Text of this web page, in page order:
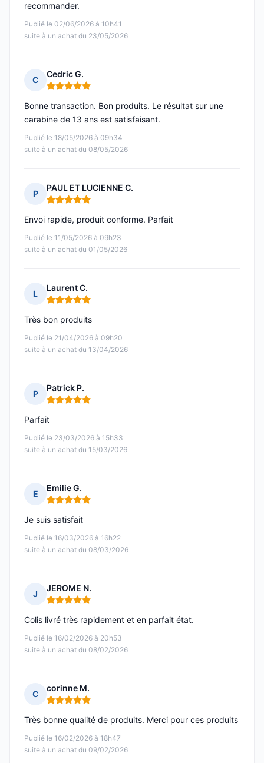
Publié le 02/06/2026 à 10h41
suite à un achat du 23/05/2026
recommander.
C
Cedric G.
Note : 5 sur 5
Publié le 18/05/2026 à 09h34
suite à un achat du 08/05/2026
Bonne transaction. Bon produits. Le résultat sur une
carabine de 13 ans est satisfaisant.
P
PAUL ET LUCIENNE C.
Note : 5 sur 5
Publié le 11/05/2026 à 09h23
suite à un achat du 01/05/2026
Envoi rapide, produit conforme. Parfait
L
Laurent C.
Note : 5 sur 5
Publié le 21/04/2026 à 09h20
suite à un achat du 13/04/2026
Très bon produits
P
Patrick P.
Note : 5 sur 5
Publié le 23/03/2026 à 15h33
suite à un achat du 15/03/2026
Parfait
E
Emilie G.
Note : 5 sur 5
Publié le 16/03/2026 à 16h22
suite à un achat du 08/03/2026
Je suis satisfait
J
JEROME N.
Note : 5 sur 5
Publié le 16/02/2026 à 20h53
suite à un achat du 08/02/2026
Colis livré très rapidement et en parfait état.
C
corinne M.
Note : 5 sur 5
Publié le 16/02/2026 à 18h47
suite à un achat du 09/02/2026
Très bonne qualité de produits. Merci pour ces produits